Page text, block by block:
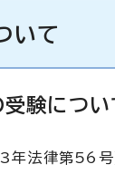
いて
受験につい
年法律第56